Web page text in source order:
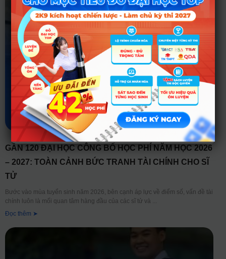
GẦN 120 ĐẠI HỌC CÔNG BỐ HỌC PHÍ NĂM HỌC 2026
– 2027: TOÀN CẢNH BỨC TRANH TÀI CHÍNH CHO SĨ
TỬ
Bước vào mùa tuyển sinh năm 2026, bên cạnh áp lực về điểm số, vấn đề tài
chính luôn là mối quan tâm hàng đầu của các sĩ tử và
Đọc thêm ➤